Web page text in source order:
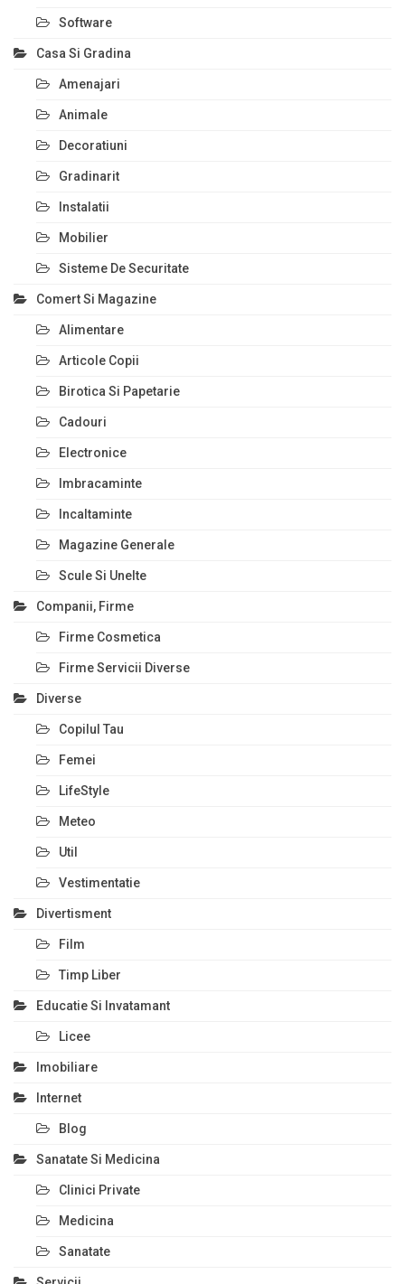
Software
Casa Si Gradina
Amenajari
Animale
Decoratiuni
Gradinarit
Instalatii
Mobilier
Sisteme De Securitate
Comert Si Magazine
Alimentare
Articole Copii
Birotica Si Papetarie
Cadouri
Electronice
Imbracaminte
Incaltaminte
Magazine Generale
Scule Si Unelte
Companii, Firme
Firme Cosmetica
Firme Servicii Diverse
Diverse
Copilul Tau
Femei
LifeStyle
Meteo
Util
Vestimentatie
Divertisment
Film
Timp Liber
Educatie Si Invatamant
Licee
Imobiliare
Internet
Blog
Sanatate Si Medicina
Clinici Private
Medicina
Sanatate